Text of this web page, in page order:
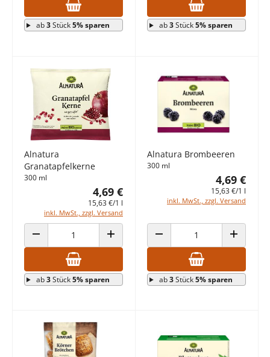
ab3Stück5% sparen ab3Stück5% sparen
Alnatura
Granatapfelkerne
300 ml
4,69 €
15,63 €/1 l
inkl. MwSt., zzgl. Versand
ANZAHL VERRINGERN ANZAHL ERHÖHEN
ab3Stück5% sparen
Alnatura Brombeeren
300 ml
4,69 €
15,63 €/1 l
inkl. MwSt., zzgl. Versand
ANZAHL VERRINGERN ANZAHL
ab3Stück5% sparen